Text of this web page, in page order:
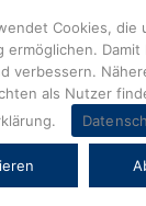
ERP
Cookies, die
ermöglichen.
verbessern.
als Nutzer